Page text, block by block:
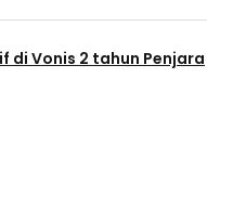
di Vonis 2 tahun Penjara